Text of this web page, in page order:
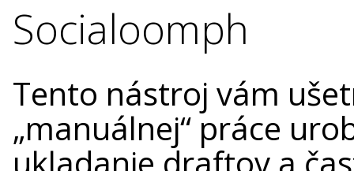
Socialoomph
Tento nástroj vám
„manuálnej“ práce